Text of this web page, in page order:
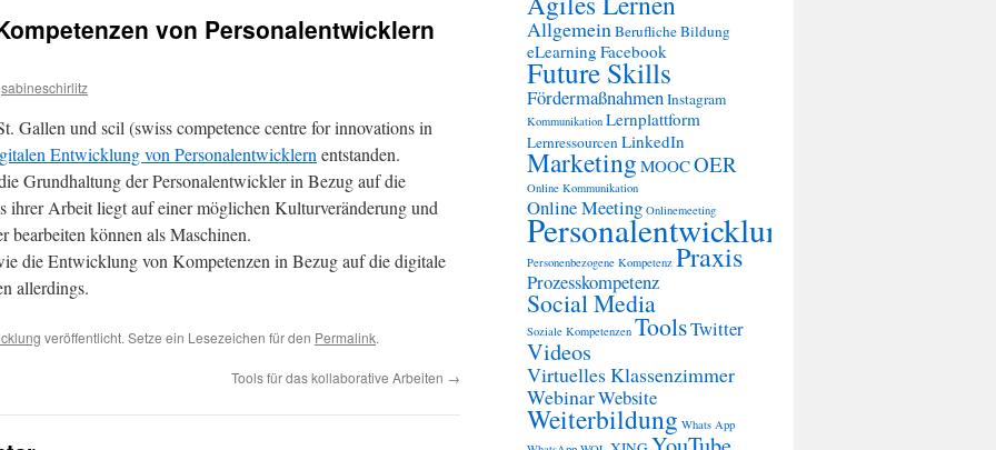
von Personalentwicklern
sabineschirlitz
Gallen und scil (swiss competence centre for innovations in
Entwicklung von Personalentwicklern entstanden.
Grundhaltung der Personalentwickler in Bezug auf die
Arbeit liegt auf einer möglichen Kulturveränderung und
bearbeiten können als Maschinen.
die Entwicklung von Kompetenzen in Bezug auf die digitale
allerdings.
veröffentlicht. Setze ein Lesezeichen für den Permalink.
Tools für das kollaborative Arbeiten →
AllgemeinBerufliche Bildung
eLearning Facebook
Future Skills
FördermaßnahmenInstagram
Kommunikation Lernplattform
LernressourcenLinkedIn
Marketing MOOCOER
Online Kommunikation
Online Meeting Onlinemeeting
Personalentwicklung
Personenbezogene Kompetenz Praxis
Prozesskompetenz
Social Media
Soziale Kompetenzen ToolsTwitter
Videos
Virtuelles Klassenzimmer
WebinarWebsite
Weiterbildung Whats App